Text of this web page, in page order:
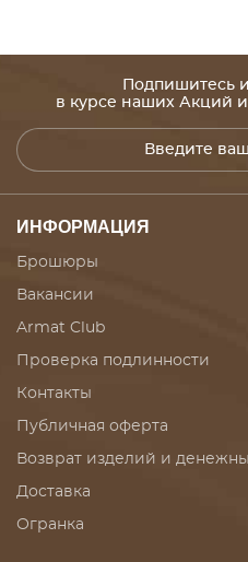
Подпишитесь
в курсе наших Акций
ИНФОРМАЦИЯ
Брошюры
Вакансии
Armat Club
Проверка подлинности
Контакты
Публичная оферта
Возврат изделий и
Доставка
Огранка